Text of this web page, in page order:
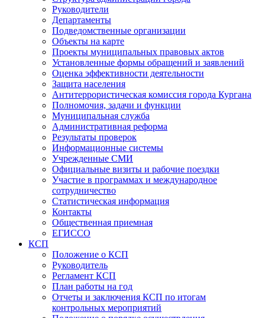
Руководители
Департаменты
Подведомственные организации
Объекты на карте
Проекты муниципальных правовых актов
Установленные формы обращений и заявлений
Оценка эффективности деятельности
Защита населения
Антитеррористическая комиссия города Кургана
Полномочия, задачи и функции
Муниципальная служба
Административная реформа
Результаты проверок
Информационные системы
Учрежденные СМИ
Официальные визиты и рабочие поездки
Участие в программах и международное
сотрудничество
Статистическая информация
Контакты
Общественная приемная
ЕГИССО
КСП
Положение о КСП
Руководитель
Регламент КСП
План работы на год
Отчеты и заключения КСП по итогам
контрольных мероприятий